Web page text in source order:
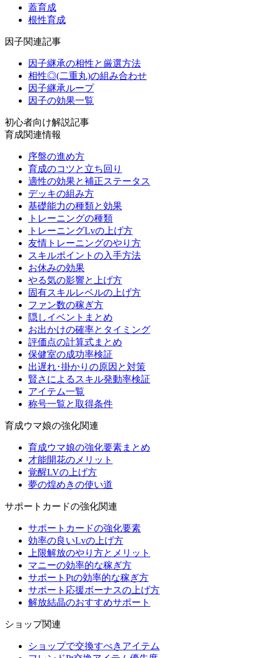
蓋育成
根性育成
因子関連記事
因子継承の相性と厳選方法
相性◎(二重丸)の組み合わせ
因子継承ループ
因子の効果一覧
初心者向け解説記事
育成関連情報
序盤の進め方
育成のコツと立ち回り
適性の効果と補正ステータス
デッキの組み方
基礎能力の種類と効果
トレーニングの種類
トレーニングLvの上げ方
友情トレーニングのやり方
スキルポイントの入手方法
お休みの効果
やる気の影響と上げ方
固有スキルレベルの上げ方
ファン数の稼ぎ方
隠しイベントまとめ
お出かけの確率とタイミング
評価点の計算式まとめ
保健室の成功率検証
出遅れ･掛かりの原因と対策
賢さによるスキル発動率検証
アイテム一覧
称号一覧と取得条件
育成ウマ娘の強化関連
育成ウマ娘の強化要素まとめ
才能開花のメリット
覚醒LVの上げ方
夢の煌めきの使い道
サポートカードの強化関連
サポートカードの強化要素
効率の良いLvの上げ方
上限解放のやり方とメリット
マニーの効率的な稼ぎ方
サポートPtの効率的な稼ぎ方
サポート応援ボーナスの上げ方
解放結晶のおすすめサポート
ショップ関連
ショップで交換すべきアイテム